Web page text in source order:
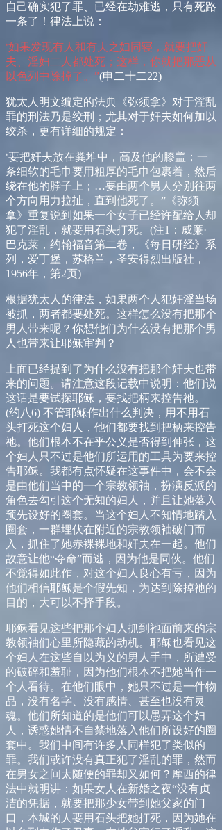
自己确实犯了罪、已经在劫难逃，只有死路
一条了！律法上说：
“如果发现有人和有夫之妇同寝，就要把奸
夫、淫妇二人都处死；这样，你就把那恶从
以色列中除掉了。”(申二十二22)
犹太人明文编定的法典《弥须拿》对于淫乱
罪的刑法乃是绞刑；尤其对于奸夫如何加以
绞杀，更有详细的规定：
“要把奸夫放在粪堆中，高及他的膝盖；一
条细软的毛巾要用粗厚的毛巾包裹着，然后
绕在他的脖子上；…要由两个男人分别往两
个方向用力拉扯，直到他死了。”《弥须
拿》重复说到如果一个女子已经许配给人却
犯了淫乱，就要用石头打死。 (注1 ：威廉·
巴克莱，约翰福音第二卷，《每日研经》系
列，爱丁堡，苏格兰，圣安得烈出版社，
1956年，第2页)
根据犹太人的律法，如果两个人犯奸淫当场
被抓，两者都要处死。这样怎么没有把那个
男人带来呢？你想他们为什么没有把那个男
人也带来让耶稣审判？
上面已经提到了为什么没有把那个奸夫也带
来的问题。请注意这段记载中说明：他们说
这话是要试探耶稣，要找把柄来控告祂。
(约八6) 不管耶稣作出什么判决，用不用石
头打死这个妇人，他们都要找到把柄来控告
祂。他们根本不在乎公义是否得到伸张，这
个妇人只不过是他们所运用的工具为要来控
告耶稣。我都有点怀疑在这事件中，会不会
是由他们当中的一个宗教领袖，扮演反派的
角色去勾引这个无知的妇人，并且让她落入
预先设好的圈套。当这个妇人不知情地踏入
圈套，一群埋伏在附近的宗教领袖破门而
入，抓住了她赤裸裸地和奸夫在一起。他们
故意让他“夺命”而逃，因为他是同伙。他们
不觉得如此作，对这个妇人良心有亏，因为
他们相信耶稣是个假先知，为达到除掉祂的
目的，大可以不择手段。
耶稣看见这些把那个妇人抓到祂面前来的宗
教领袖们心里所隐藏的动机。耶稣也看见这
个妇人在这些自以为义的男人手中，所遭受
的破碎和羞耻，因为他们根本不把她当作一
个人看待。在他们眼中，她只不过是一件物
品，没有名字、没有感情、甚至也没有灵
魂。他们所知道的是他们可以愚弄这个妇
人，诱惑她情不自禁地落入他们所设好的圈
套中。我们中间有许多人同样犯了类似的
罪。我们或许没有真正犯了淫乱的罪，然而
在男女之间太随便的罪却又如何？摩西的律
法中就明讲：如果女人在新婚之夜“没有贞
洁的凭据，就要把那少女带到她父家的门
口，本城的人要用石头把她打死，因为她在